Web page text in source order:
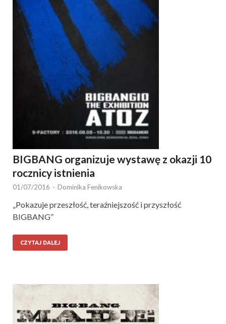
BIGBANG organizuje wystawę z okazji 10
rocznicy istnienia
01/07/2016 - Dominika Fenikowska
„Pokazuje przeszłość, teraźniejszość i przyszłość
BIGBANG”
CZYTAJ DALEJ